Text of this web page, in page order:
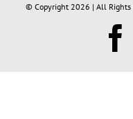
© Copyright 2026 | All Rights